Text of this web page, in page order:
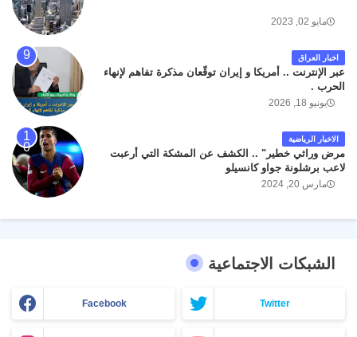
مايو 02, 2023
اخبار العراق
عبر الإنترنت .. أمريكا و إيران توقّعان مذكرة تفاهم لإنهاء
الحرب .
يونيو 18, 2026
الاخبار الرياضية
مرض وراثي خطير" .. الكشف عن المشكة التي أرعبت
لاعب برشلونة جواو كانسيلو
مارس 20, 2024
الشبكات الاجتماعية
Facebook Twitter